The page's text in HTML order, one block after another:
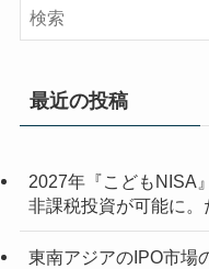
最近の投稿
2027年『こどもNISA
非課税投資が可能に
東南アジアのIPO市場